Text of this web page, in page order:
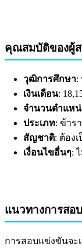
คุณสมบัติของผู้ส
วุฒิการศึกษา:
เงินเดือน:
จำนวนตำแหน่
ประเภท: ข้าร
สัญชาติ: ต้อง
เงื่อนไขอื่นๆ:
แนวทางการสอ
การสอบแข่งขันจะ